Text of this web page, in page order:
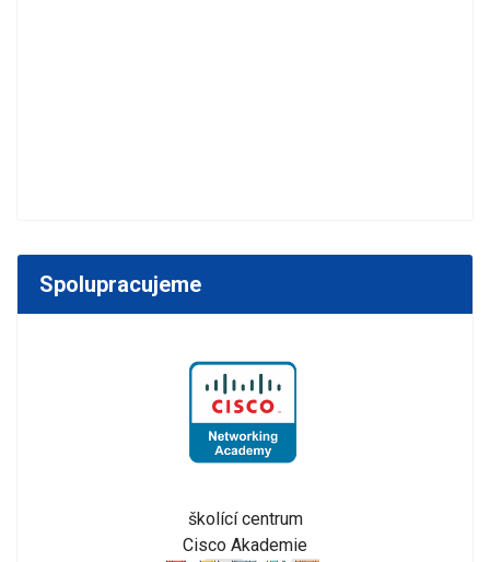
Spolupracujeme
školící centrum
Cisco Akademie